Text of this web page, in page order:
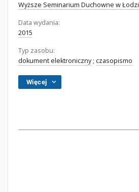
Wyższe Seminarium Duchowne w Łodzi
Data wydania:
2015
Typ zasobu:
dokument elektroniczny; czasopismo
Więcej